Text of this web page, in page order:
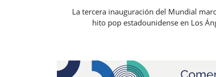
La tercera inauguración del Mundial
hito pop estadounidense en Los